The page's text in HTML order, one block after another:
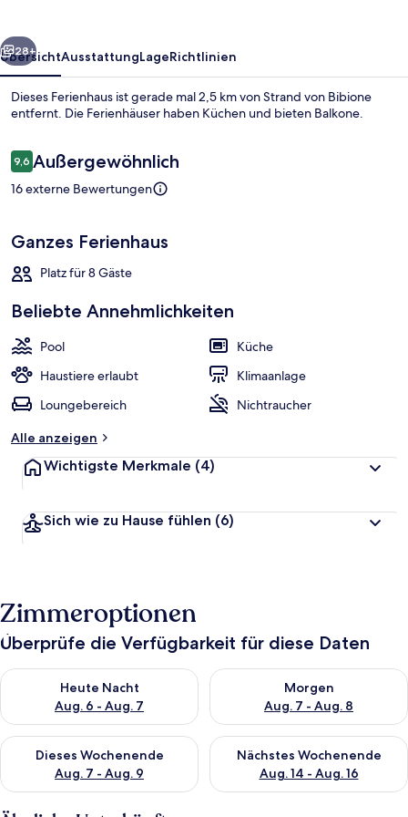
Weiter
28+
ÜbersichtAusstattungLageRichtlinien
Dieses Ferienhaus ist gerade mal 2,5 km von Strand von Bibione
entfernt. Die Ferienhäuser haben Küchen und bieten Balkone.
Bewertungen
9,69,6 von 10.
Außergewöhnlich
16 externe Bewertungen
Ganzes Ferienhaus
Platz für 8 Gäste
Beliebte Annehmlichkeiten
Pool
Küche
Haustiere erlaubt
Klimaanlage
Loungebereich
Nichtraucher
Alle anzeigen
Wichtigste Merkmale (4)
Sich wie zu Hause fühlen (6)
Zimmeroptionen
Überprüfe die Verfügbarkeit für diese Daten
Heute Nacht
Aug. 6 - Aug. 7
Überprüfe die Verfügbarkeit für heute Nacht, Aug. 6 - Aug. 7.
Morgen
Aug. 7 - Aug. 8
Überprüfe die Verfügbarkeit
Dieses Wochenende
Aug. 7 - Aug. 9
Überprüfe die Verfügbarkeit für dieses Wochenende, Aug. 7
Nächstes Wochenende
Aug. 14 - Aug. 16
Überprüfe die Verfügbarkeit